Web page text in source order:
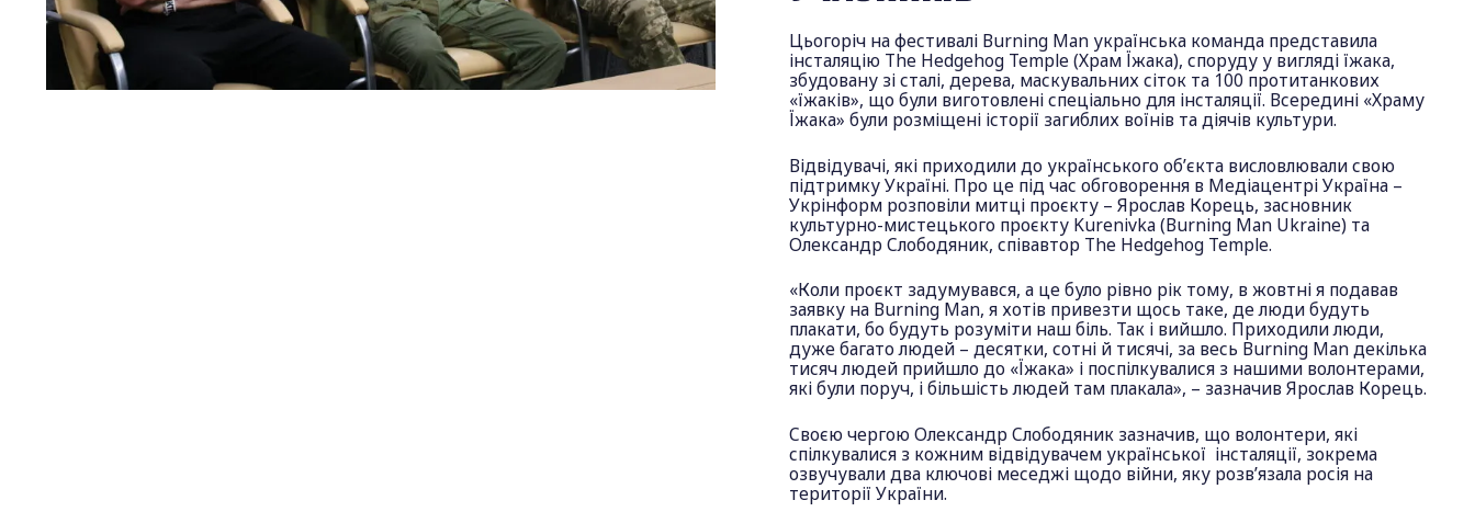
Цьогоріч на фестивалі Burning Man українська команда представила
інсталяцію The Hedgehog Temple (Храм Їжака), споруду у вигляді їжака,
збудовану зі сталі, дерева, маскувальних сіток та 100 протитанкових
«їжаків», що були виготовлені спеціально для інсталяції. Всередині «Храму
Їжака» були розміщені історії загиблих воїнів та діячів культури.
Відвідувачі, які приходили до українського об’єкта висловлювали свою
підтримку Україні. Про це під час обговорення в Медіацентрі Україна –
Укрінформ розповіли митці проєкту – Ярослав Корець, засновник
культурно-мистецького проєкту Kurenivka (Burning Man Ukraine) та
Олександр Слободяник, співавтор The Hedgehog Temple.
«Коли проєкт задумувався, а це було рівно рік тому, в жовтні я подавав
заявку на Burning Man, я хотів привезти щось таке, де люди будуть
плакати, бо будуть розуміти наш біль. Так і вийшло. Приходили люди,
дуже багато людей – десятки, сотні й тисячі, за весь Burning Man декілька
тисяч людей прийшло до «Їжака» і поспілкувалися з нашими волонтерами,
які були поруч, і більшість людей там плакала», – зазначив Ярослав Корець.
Своєю чергою Олександр Слободяник зазначив, що волонтери, які
спілкувалися з кожним відвідувачем української інсталяції, зокрема
озвучували два ключові меседжі щодо війни, яку розв’язала росія на
території України.